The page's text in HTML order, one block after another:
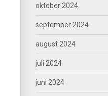
oktober 2024
september 2024
august 2024
juli 2024
juni 2024